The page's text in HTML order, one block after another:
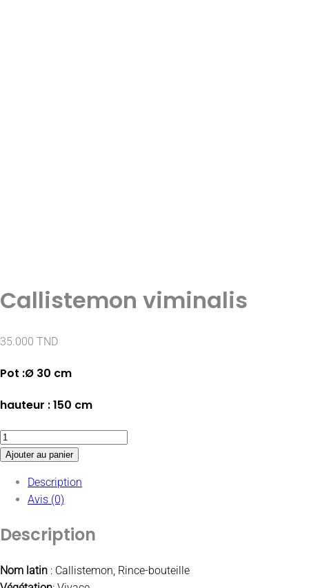
Callistemon viminalis
35.000 TND
Pot :Ø 30 cm
hauteur : 150 cm
Ajouter au panier
Description
Avis (0)
Description
Nom latin : Callistemon, Rince-bouteille